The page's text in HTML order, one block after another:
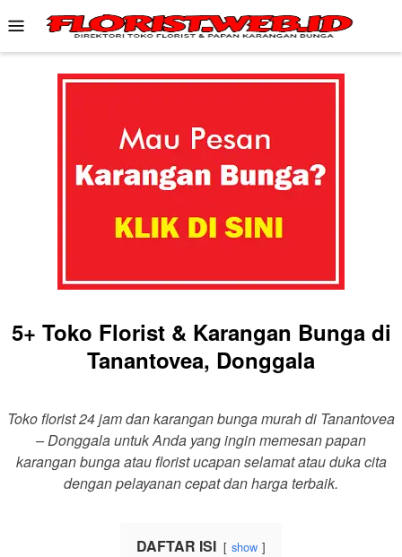
to
content
Mobile
Menu
5+ Toko Florist & Karangan Bunga di
Tanantovea, Donggala
Toko florist 24 jam dan karangan bunga murah di Tanantovea
– Donggala untuk Anda yang ingin memesan papan
karangan bunga atau florist ucapan selamat atau duka cita
dengan pelayanan cepat dan harga terbaik.
DAFTAR ISI show